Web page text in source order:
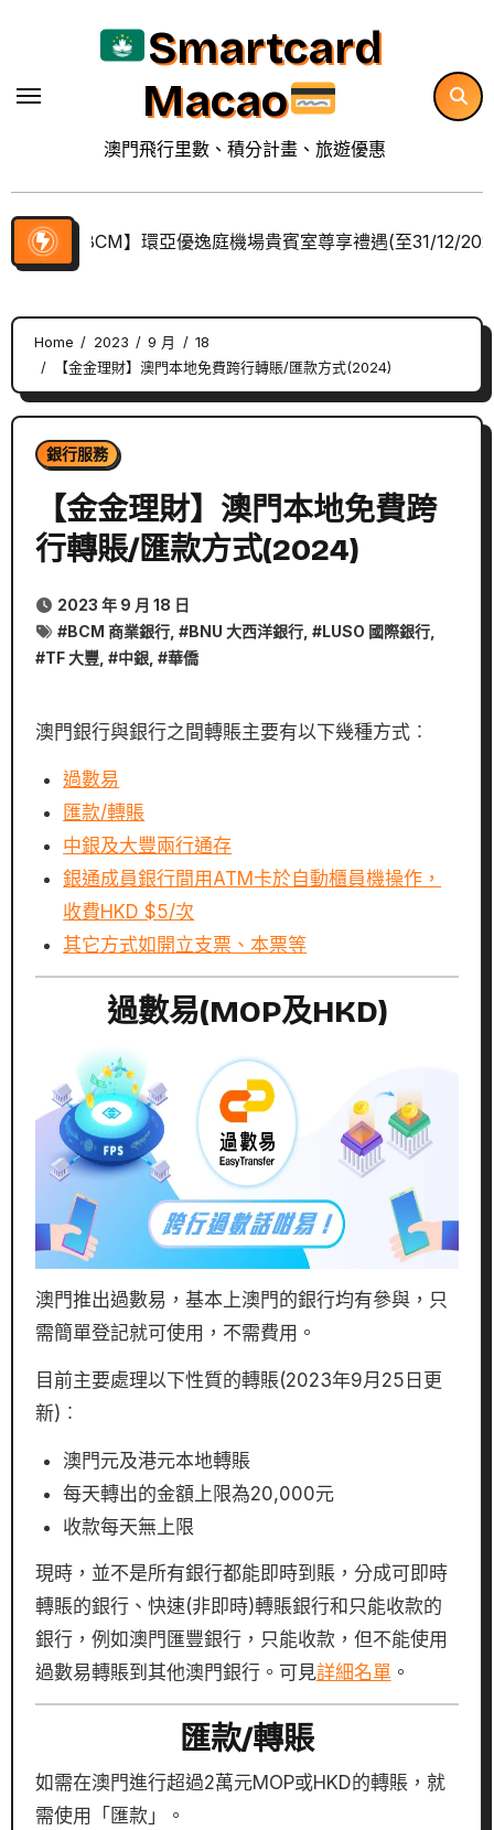
Smartcard
Macao
澳門飛行里數、積分計畫、旅遊優惠
【BCM】環亞優逸庭機場貴賓室尊享禮遇(至31/12/
Home 2023 9 月
18
【金金理財】澳門本地免費跨行轉賬/匯款方式(2024)
銀行服務
【金金理財】澳門本地免費跨
行轉賬/匯款方式(2024)
2023 年 9 月 18 日
#BCM 商業銀行, #BNU 大西洋銀行, #LUSO 國際銀行,
#TF 大豐, #中銀, #華僑
澳門銀行與銀行之間轉賬主要有以下幾種方式︰
過數易
匯款/轉賬
中銀及大豐兩行通存
銀通成員銀行間用ATM卡於自動櫃員機操作，
收費HKD $5/次
其它方式如開立支票、本票等
過數易(MOP及HKD)
澳門推出過數易，基本上澳門的銀行均有參與，只
需簡單登記就可使用，不需費用。
目前主要處理以下性質的轉賬(2023年9月25日更
新)︰
澳門元及港元本地轉賬
每天轉出的金額上限為20,000元
收款每天無上限
現時，並不是所有銀行都能即時到賬，分成可即時
轉賬的銀行、快速(非即時)轉賬銀行和只能收款的
銀行，例如澳門匯豐銀行，只能收款，但不能使用
過數易轉賬到其他澳門銀行。可見詳細名單 。
匯款/轉賬
如需在澳門進行超過2萬元MOP或HKD的轉賬，就
需使用「匯款」。